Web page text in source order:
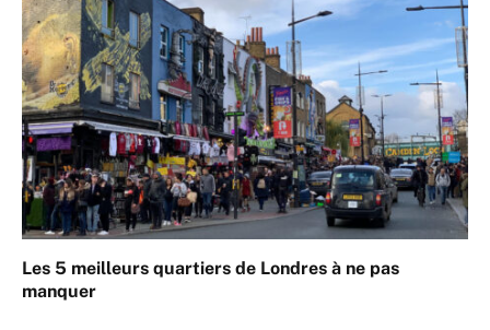
Les 5 meilleurs quartiers de Londres à ne pas
manquer